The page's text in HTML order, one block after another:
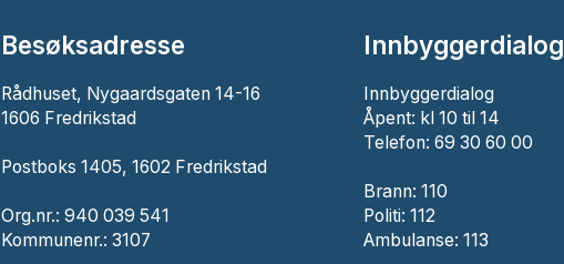
Besøksadresse
Rådhuset, Nygaardsgaten 14-16
1606 Fredrikstad
Postboks 1405, 1602 Fredrikstad
Org.nr.: 940 039 541
Kommunenr.: 3107
Innbyggerdialog
Innbyggerdialog
Åpent: kl 10 til 14
Telefon: 69 30 60 00
Brann: 110
Politi: 112
Ambulanse: 113